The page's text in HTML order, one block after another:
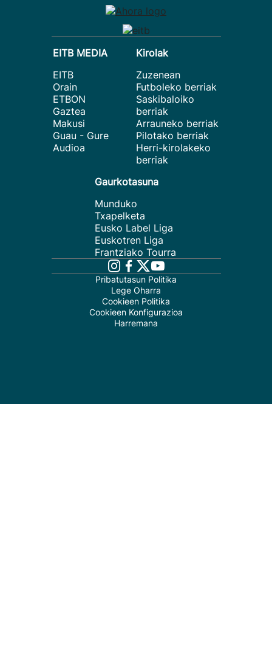
EITB MEDIA
EITB
Orain
ETBON
Gaztea
Makusi
Guau - Gure
Audioa
Kirolak
Zuzenean
Futboleko berriak
Saskibaloiko
berriak
Arrauneko berriak
Pilotako berriak
Herri-kirolakeko
berriak
Gaurkotasuna
Munduko
Txapelketa
Eusko Label Liga
Euskotren Liga
Frantziako Tourra
Pribatutasun Politika
Lege Oharra
Cookieen Politika
Cookieen Konfigurazioa
Harremana